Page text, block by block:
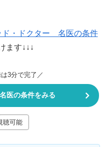
ド・ドクター 名医の条件
ます↓↓↓
3分で完了／
医の条件をみる
聴可能